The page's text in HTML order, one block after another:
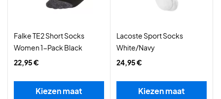
Falke TE2 Short Socks
Women 1-Pack Black
22,95 €
Kiezen maat
Lacoste Sport Socks
White/Navy
24,95 €
Kiezen maat